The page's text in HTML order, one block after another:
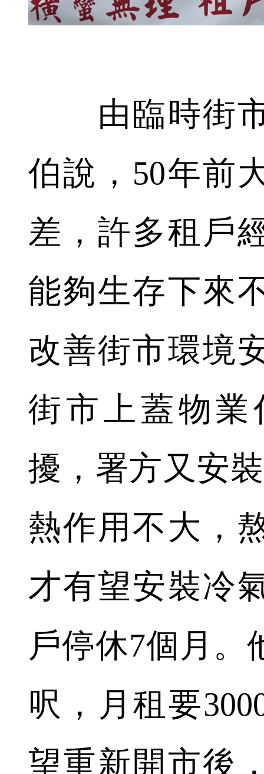
由臨時街市
伯說，50年前
差，許多租戶
能夠生存下來
改善街市環境
街市上蓋物業
擾，署方又安
熱作用不大，
才有望安裝冷
戶停休7個月。
呎，月租要
望重新開市後